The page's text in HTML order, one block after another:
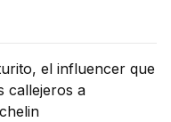
el influencer que
callejeros a